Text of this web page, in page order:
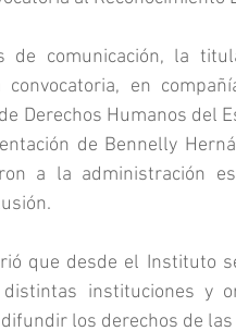
de comunicación, la
en
Derechos Humanos del
de Bennelly
a la administración
que desde el Instituto
instituciones y
los derechos de